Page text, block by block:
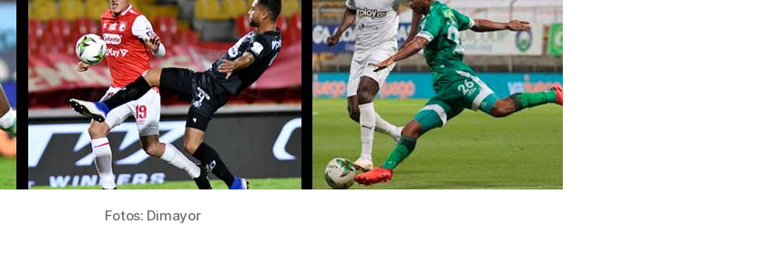
Fotos: Dimayor